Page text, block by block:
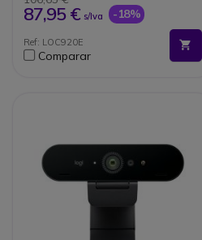
Garantía 3 años
87,95 € s/Iva -18%
Ref: LOC920E
Comparar